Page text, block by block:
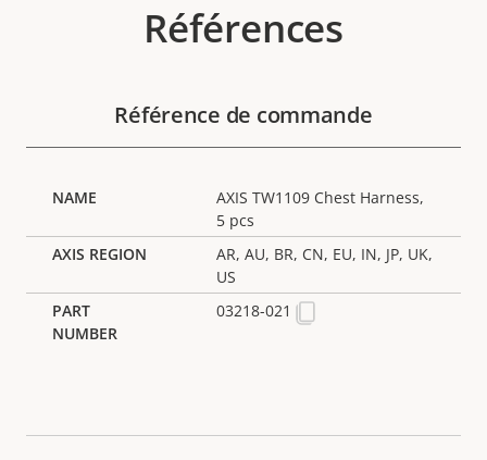
Références
Référence de commande
AXIS TW1109 Chest Harness,
5 pcs
AR, AU, BR, CN, EU, IN, JP, UK,
US
03218-021